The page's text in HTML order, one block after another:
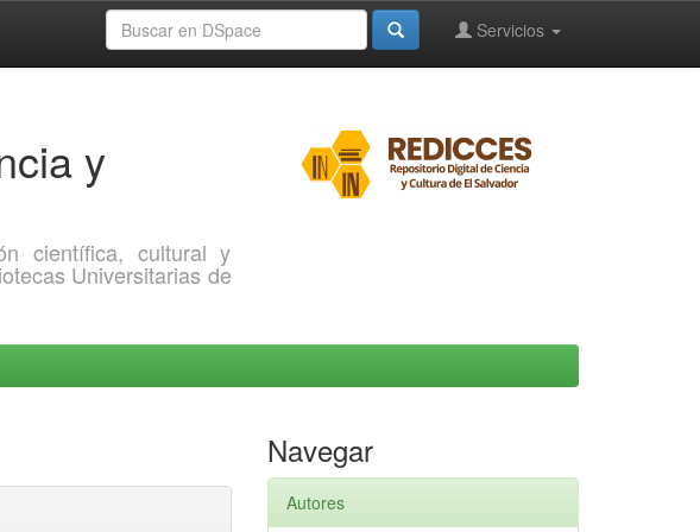
Servicios
y
científica, cultural y
Universitarias de
Navegar
Autores